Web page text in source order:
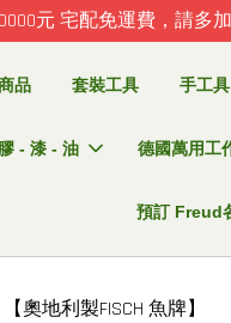
元 宅配免運費，請多
品 套裝工具 手工具
- 漆 - 油 德國萬用工
預訂 Freud
奧地利製FISCH 魚牌】